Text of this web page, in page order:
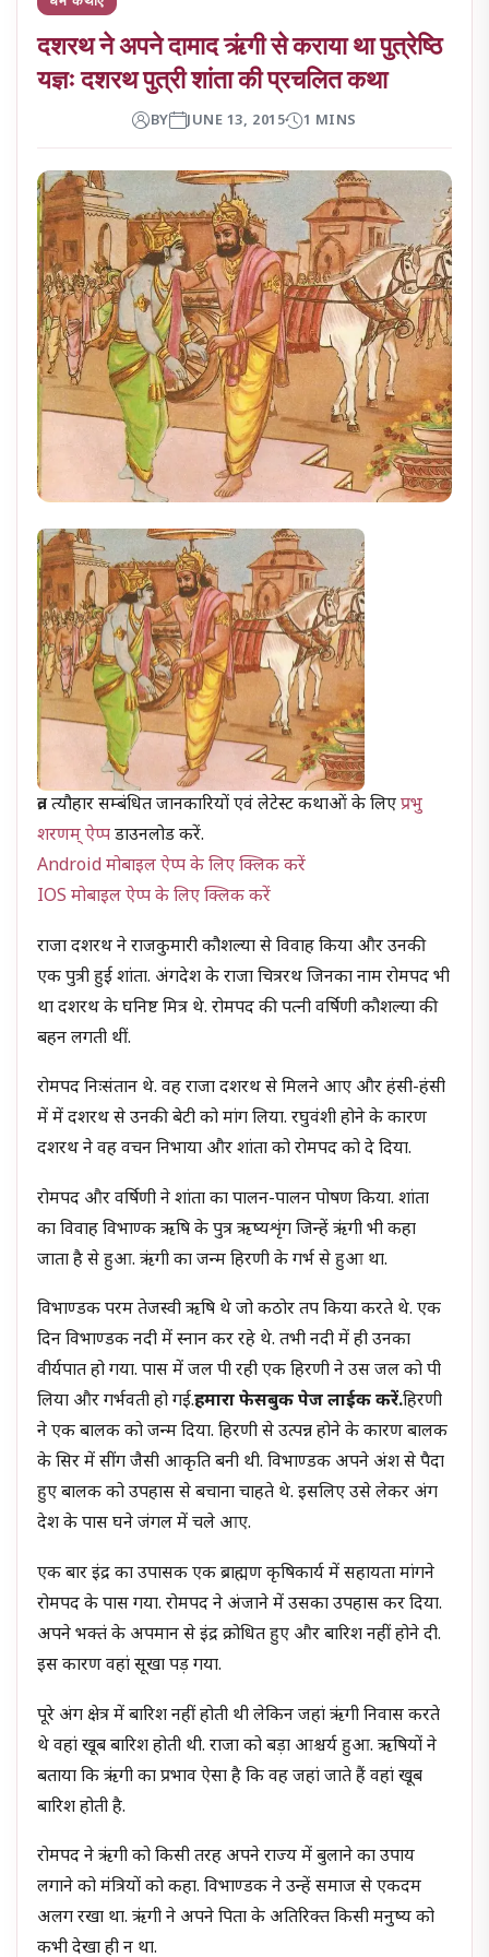
दशरथ ने अपने दामाद ऋंगी से कराया था पुत्रेष्ठि
यज्ञः दशरथ पुत्री शांता की प्रचलित कथा
BY JUNE 13, 2015 1 MINS
व्रत त्यौहार सम्बंधित जानकारियों एवं लेटेस्ट कथाओं के लिएप्रभु
शरणम् ऐप्पडाउनलोड करें.
Android मोबाइल ऐप्प के लिए क्लिक करें
IOS मोबाइल ऐप्प के लिए क्लिक करें
राजा दशरथ ने राजकुमारी कौशल्या से विवाह किया और उनकी
एक पुत्री हुई शांता. अंगदेश के राजा चित्ररथ जिनका नाम रोमपद भी
था दशरथ के घनिष्ट मित्र थे. रोमपद की पत्नी वर्षिणी कौशल्या की
बहन लगती थीं.
रोमपद निःसंतान थे. वह राजा दशरथ से मिलने आए और हंसी-हंसी
में में दशरथ से उनकी बेटी को मांग लिया. रघुवंशी होने के कारण
दशरथ ने वह वचन निभाया और शांता को रोमपद को दे दिया.
रोमपद और वर्षिणी ने शांता का पालन-पालन पोषण किया. शांता
का विवाह विभाण्क ऋषि के पुत्र ऋष्यशृंग जिन्हें ऋंगी भी कहा
जाता है से हुआ. ऋंगी का जन्म हिरणी के गर्भ से हुआ था.
विभाण्डक परम तेजस्वी ऋषि थे जो कठोर तप किया करते थे. एक
दिन विभाण्डक नदी में स्नान कर रहे थे. तभी नदी में ही उनका
वीर्यपात हो गया. पास में जल पी रही एक हिरणी ने उस जल को पी
लिया और गर्भवती हो गई.हमारा फेसबुक पेज लाईक करें.हिरणी
ने एक बालक को जन्म दिया. हिरणी से उत्पन्न होने के कारण बालक
के सिर में सींग जैसी आकृति बनी थी. विभाण्डक अपने अंश से पैदा
हुए बालक को उपहास से बचाना चाहते थे. इसलिए उसे लेकर अंग
देश के पास घने जंगल में चले आए.
एक बार इंद्र का उपासक एक ब्राह्मण कृषिकार्य में सहायता मांगने
रोमपद के पास गया. रोमपद ने अंजाने में उसका उपहास कर दिया.
अपने भक्तं के अपमान से इंद्र क्रोधित हुए और बारिश नहीं होने दी.
इस कारण वहां सूखा पड़ गया.
पूरे अंग क्षेत्र में बारिश नहीं होती थी लेकिन जहां ऋंगी निवास करते
थे वहां खूब बारिश होती थी. राजा को बड़ा आश्चर्य हुआ. ऋषियों ने
बताया कि ऋंगी का प्रभाव ऐसा है कि वह जहां जाते हैं वहां खूब
बारिश होती है.
रोमपद ने ऋंगी को किसी तरह अपने राज्य में बुलाने का उपाय
लगाने को मंत्रियों को कहा. विभाण्डक ने उन्हें समाज से एकदम
अलग रखा था. ऋंगी ने अपने पिता के अतिरिक्त किसी मनुष्य को
कभी देखा ही न था.